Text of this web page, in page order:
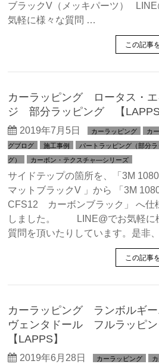
ブラックV（メッキパーツ）
気軽に様々な質問 …
この記事
カーラッピング ロータス・エ
ジ 部分ラッピング 【LAPPS
2019年7月5日 カーラッピング
カ
グブログ
施工事例
パートラッピング（部分ラ
グ）
カーボン・テクスチャ―シリーズ
サイドテップの箇所を、「3M
マットブラックV 」から 「3M
CFS12 カーボンブラック」 へ仕
しました。 LINE@でお気軽に
質問を頂いたりしています。是非
この記事
カーラッピング ランボルギ
ヴェンタドール フルラッピ
【LAPPS】
2019年6月28日 カーラッピング